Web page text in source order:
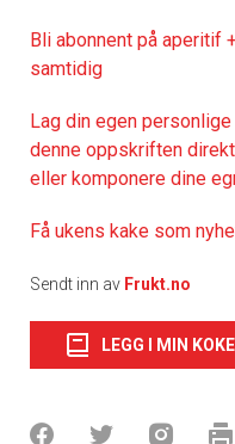
Bli abonnent på aperitif
samtidig
Lag din egen
denne oppskriften
eller komponere dine
Få ukens kake som
Sendt inn av Frukt.no
LEGG I MIN